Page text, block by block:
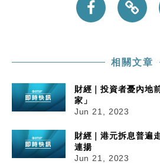
相關文章
財經｜投資者憂內地
家」
Jun 21, 2023
財經｜港元拆息普遍
連揚
Jun 21, 2023